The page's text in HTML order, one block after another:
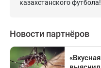
казахстанского футбола!